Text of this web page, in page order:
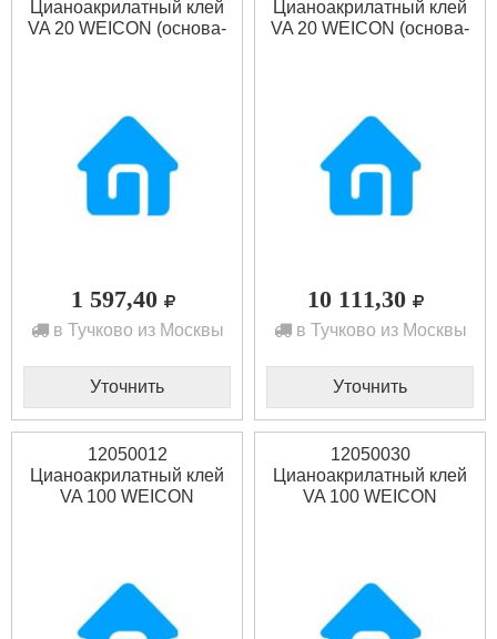
Цианоакрилатный клей
VA 20 WEICON (основа-
1 597,40
в Тучково из Москвы
Уточнить
Цианоакрилатный клей
VA 20 WEICON (основа-
10 111,30
в Тучково из Москвы
Уточнить
12050012
Цианоакрилатный клей
VA 100 WEICON
12050030
Цианоакрилатный клей
VA 100 WEICON